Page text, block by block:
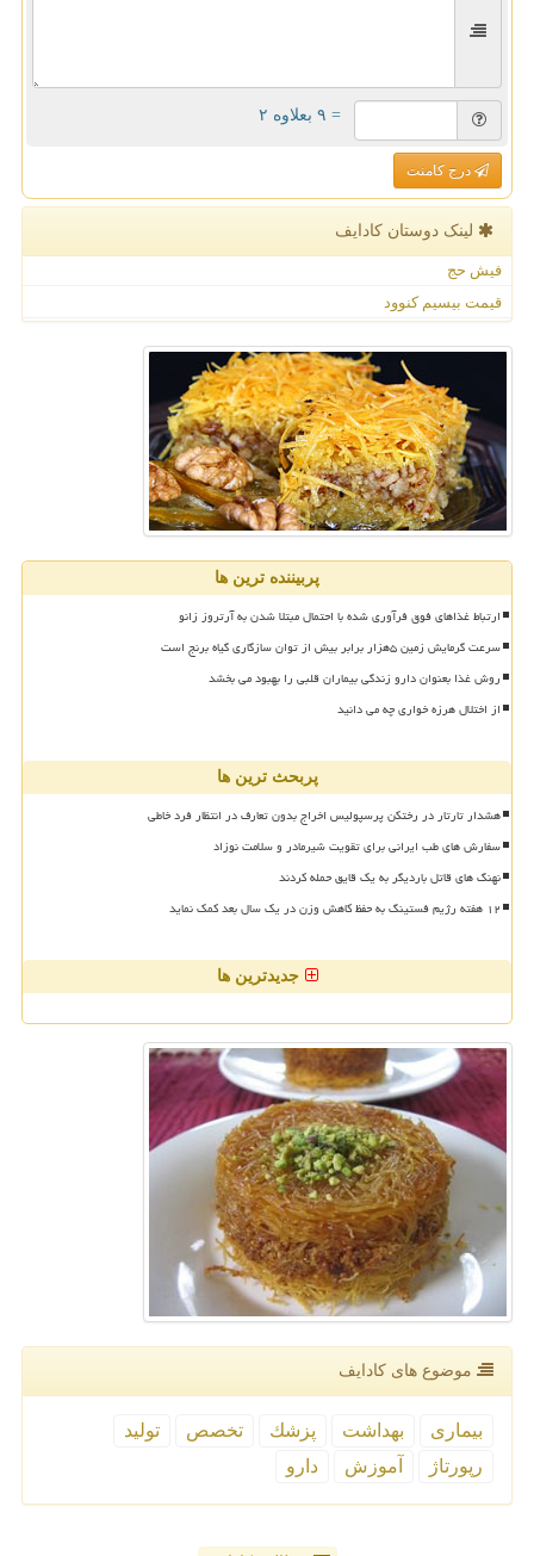
= ۹ بعلاوه ۲
درج کامنت
لینک دوستان كادایف
فیش حج
قیمت بیسیم کنوود
پربیننده ترین ها
ارتباط غذاهای فوق فرآوری شده با احتمال مبتلا شدن به آرتروز زانو
سرعت گرمایش زمین ۵هزار برابر بیش از توان سازگاری گیاه برنج است
روش غذا بعنوان دارو زندگی بیماران قلبی را بهبود می بخشد
از اختلال هرزه خواری چه می دانید
پربحث ترین ها
هشدار تارتار در رختکن پرسپولیس اخراج بدون تعارف در انتظار فرد خاطی
سفارش های طب ایرانی برای تقویت شیرمادر و سلامت نوزاد
نهنگ های قاتل باردیگر به یک قایق حمله کردند
۱۲ هفته رژیم فستینگ به حفظ کاهش وزن در یک سال بعد کمک نماید
جدیدترین ها
موضوع های كادایف
بیماری بهداشت پزشك تخصص
تولید
رپورتاژ
آموزش دارو